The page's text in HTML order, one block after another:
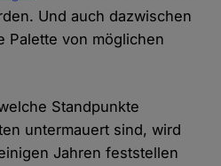
Und auch dazwischen
Palette von möglichen
Standpunkte
untermauert sind, wird
Jahren feststellen